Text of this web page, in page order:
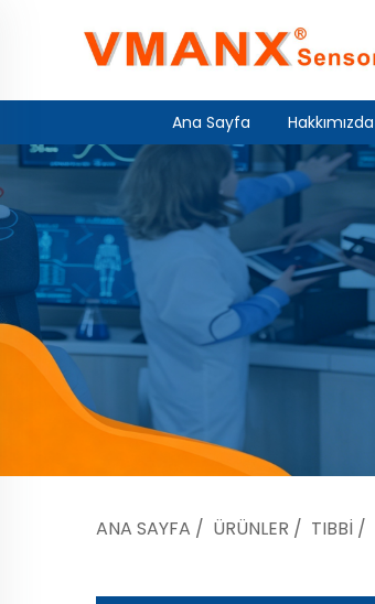
Ana Sayfa Hakkımızda
ANA SAYFA / ÜRÜNLER / TIBBI /